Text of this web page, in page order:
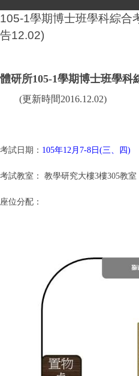
105-1學期博士班學科綜合
告12.02)
體研所105-1學期博士班學科
(更新時間2016.12.02)
考試日期： 105年12月7-8日(三、四)
考試教室： 教學研究大樓3樓305教室
座位分配：